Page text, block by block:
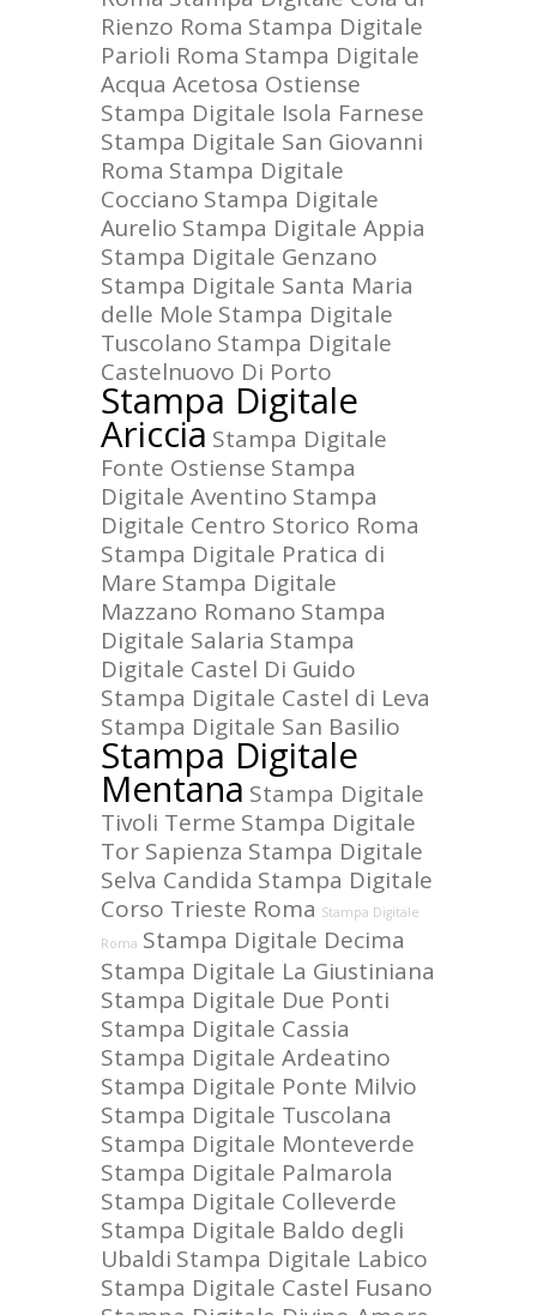
Rienzo Roma Stampa Digitale
Parioli Roma Stampa Digitale
Acqua Acetosa Ostiense
Stampa Digitale Isola Farnese
Stampa Digitale San Giovanni
Roma Stampa Digitale
Cocciano Stampa Digitale
Aurelio Stampa Digitale Appia
Stampa Digitale Genzano
Stampa Digitale Santa Maria
delle Mole Stampa Digitale
Tuscolano Stampa Digitale
Castelnuovo Di Porto
Stampa Digitale
Ariccia Stampa Digitale
Fonte Ostiense Stampa
Digitale Aventino Stampa
Digitale Centro Storico Roma
Stampa Digitale Pratica di
Mare Stampa Digitale
Mazzano Romano Stampa
Digitale Salaria Stampa
Digitale Castel Di Guido
Stampa Digitale Castel di Leva
Stampa Digitale San Basilio
Stampa Digitale
Mentana Stampa Digitale
Tivoli Terme Stampa Digitale
Tor Sapienza Stampa Digitale
Selva Candida Stampa Digitale
Corso Trieste Roma Stampa Digitale
Roma Stampa Digitale Decima
Stampa Digitale La Giustiniana
Stampa Digitale Due Ponti
Stampa Digitale Cassia
Stampa Digitale Ardeatino
Stampa Digitale Ponte Milvio
Stampa Digitale Tuscolana
Stampa Digitale Monteverde
Stampa Digitale Palmarola
Stampa Digitale Colleverde
Stampa Digitale Baldo degli
Ubaldi Stampa Digitale Labico
Stampa Digitale Castel Fusano